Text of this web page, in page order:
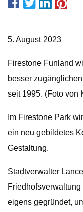
5. August 2023
Firestone Funland
besser
seit 1995. (Foto von
Im Firestone Park
ein neu gebildetes
Gestaltung.
Stadtverwalter
eigens gegründet,